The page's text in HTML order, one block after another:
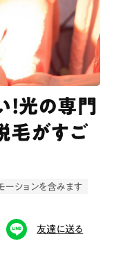
おすすめ
# コーヒー
光の専門
毛がすご
ーションを含みます
友達に送る